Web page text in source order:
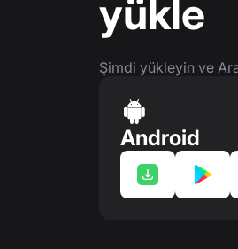
yükle
Şimdi yükleyin ve
Android